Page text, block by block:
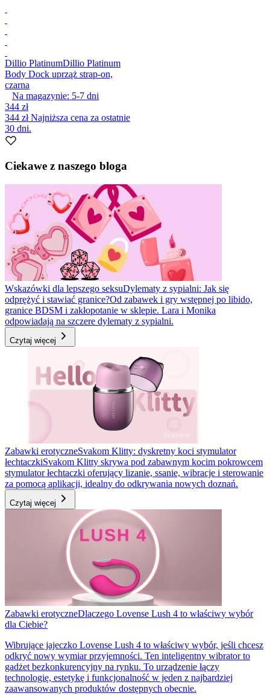
Dillio PlatinumDillio Platinum
Body Dock uprząż strap-on,
czarna
Na magazynie: 5-7 dni
344 zł
344 złNajniższa cena za ostatnie
30 dni.
Ciekawe z naszego bloga
Wskazówki dla lepszego seksuDylematy z sypialni: Jak się
odprężyć i stawiać granice?Od zabawek i gry wstępnej po libido,
granice BDSM i zakłopotanie w sklepie. Lara i Monika
odpowiadają na szczere dylematy z sypialni.
Czytaj więcej
Zabawki erotyczneSvakom Klitty: dyskretny koci stymulator
łechtaczkiSvakom Klitty skrywa pod zabawnym kocim pokrowcem
stymulator łechtaczki oferujący lizanie, ssanie, wibracje i sterowanie
za pomocą aplikacji, idealny do odkrywania nowych doznań.
Czytaj więcej
Zabawki erotyczneDlaczego Lovense Lush 4 to właściwy wybór
dla Ciebie?
Wibrujące jajeczko Lovense Lush 4 to właściwy wybór, jeśli chcesz
odkryć nowy wymiar przyjemności. Ten inteligentny wibrator to
gadżet bezkonkurencyjny na rynku. To urządzenie łączy
technologię, estetykę i funkcjonalność w jeden z najbardziej
zaawansowanych produktów dostępnych obecnie.